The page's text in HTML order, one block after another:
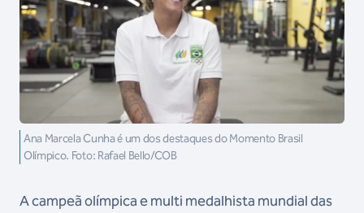
Ana Marcela Cunha é um dos destaques do Momento Brasil
Olímpico. Foto: Rafael Bello/COB
A campeã olímpica e multi medalhista mundial das